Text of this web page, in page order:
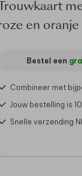
en oranje
Bestel een
Combineer met
Jouw bestelling is
Snelle verzending